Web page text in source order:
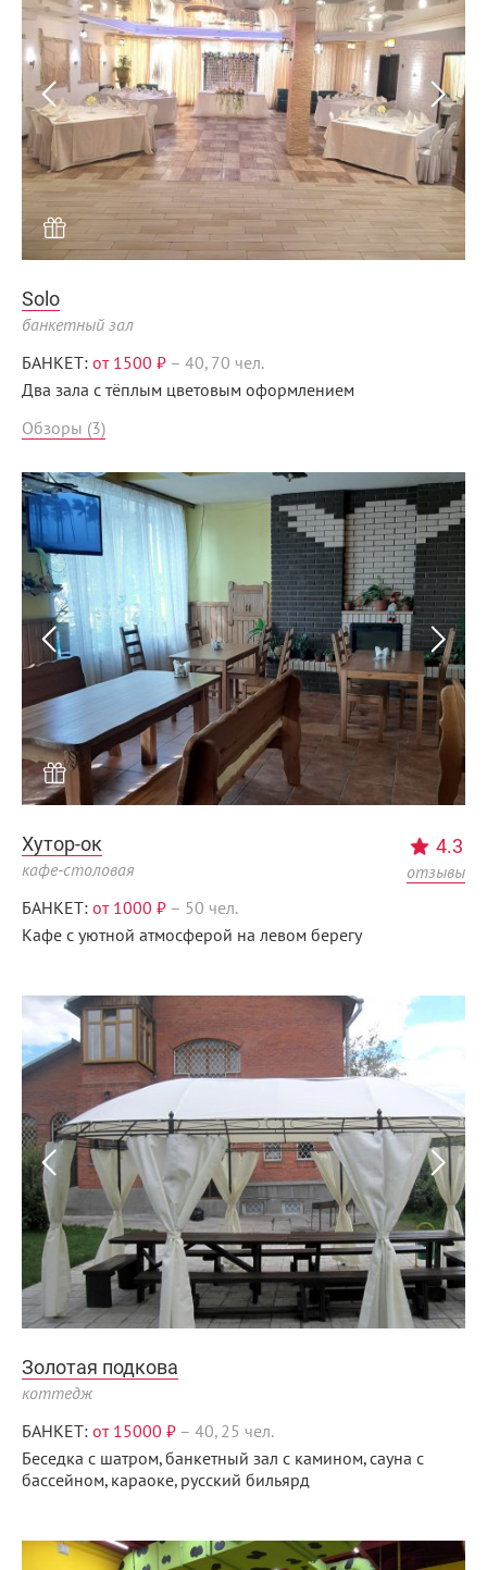
Menunsk.ru
Solo
банкетный зал
БАНКЕТ: от 1500 ₽ – 40, 70 чел.
Два зала с тёплым цветовым оформлением
Обзоры (3)
Хутор-ок
кафе-столовая
4.3
отзывы
БАНКЕТ: от 1000 ₽ – 50 чел.
Кафе с уютной атмосферой на левом берегу
Золотая подкова
коттедж
БАНКЕТ: от 15000 ₽ – 40, 25 чел.
Беседка с шатром, банкетный зал с камином, сауна с
бассейном, караоке, русский бильярд